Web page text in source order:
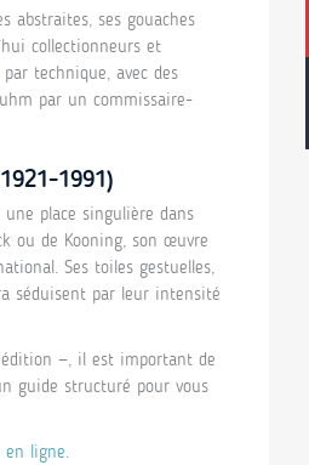
abstraites, ses gouaches
collectionneurs et
technique, avec des
par un commissaire-
1991)
place singulière dans
ou de Kooning, son œuvre
Ses toiles gestuelles,
séduisent par leur intensité
—, il est important de
guide structuré pour vous
ligne.